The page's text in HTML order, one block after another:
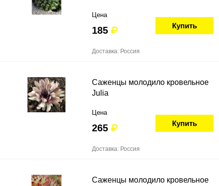
Цена
185 Купить
Доставка: Россия
Саженцы молодило кровельное
Julia
Цена
265 Купить
Доставка: Россия
Саженцы молодило кровельное